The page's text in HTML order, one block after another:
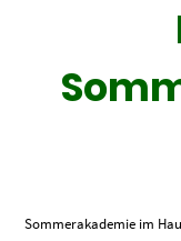
Sommerakademie im